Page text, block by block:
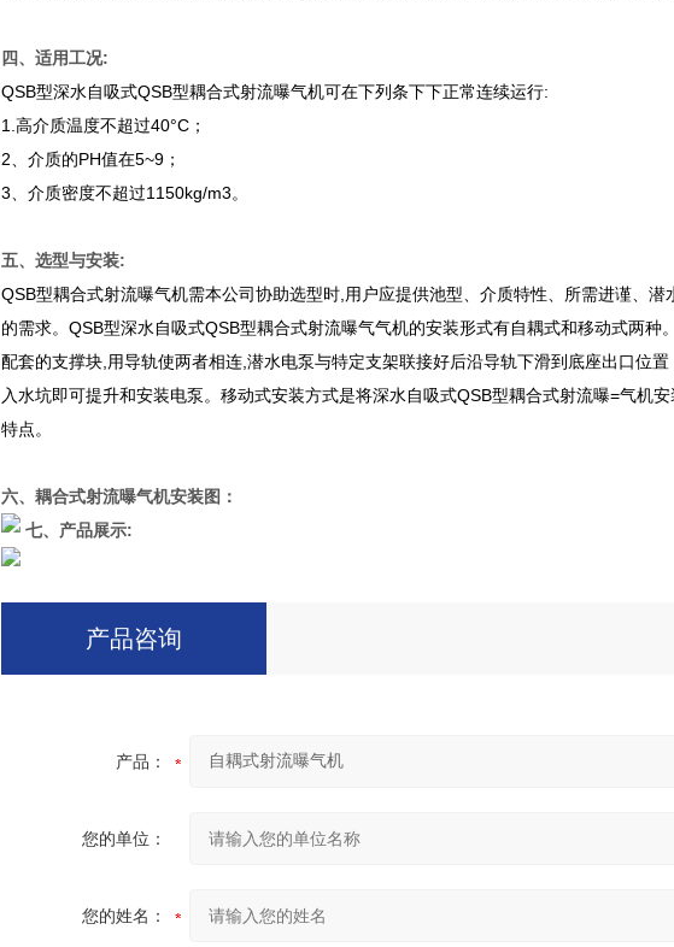
四、适用工况:
QSB型深水自吸式QSB型耦合式射流曝气机可在下列条下下正常连续运行:
1.高介质温度不超过40°C；
2、介质的PH值在5~9；
3、介质密度不超过1150kg/m3。
五、选型与安装:
QSB型耦合式射流曝气机需本公司协助选型时,用户应提供池型、介质特性、所需进谨、
的需求。QSB型深水自吸式QSB型耦合式射流曝气气机的安装形式有自耦式和移动式两
配套的支撑块,用导轨使两者相连,潜水电泵与特定支架联接好后沿导轨下滑到底座出口位
入水坑即可提升和安装电泵。移动式安装方式是将深水自吸式QSB型耦合式射流曝=气机
特点。
六、耦合式射流曝气机安装图：
七、产品展示:
产品咨询
产品：
您的单位：
您的姓名：